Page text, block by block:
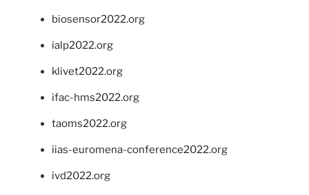
biosensor2022.org
ialp2022.org
klivet2022.org
ifac-hms2022.org
taoms2022.org
iias-euromena-conference2022.org
ivd2022.org